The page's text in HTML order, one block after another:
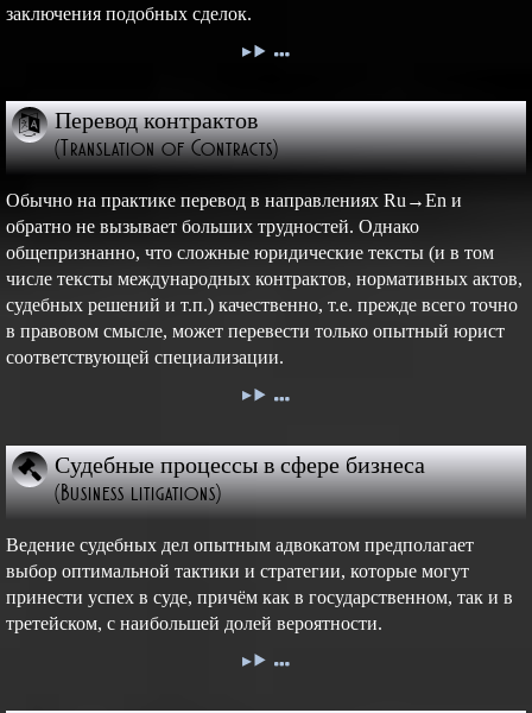
заключения подобных сделок.
Перевод контрактов
(Translation of Contracts)
Обычно на практике перевод в направлениях Ru→En и
обратно не вызывает больших трудностей. Однако
общепризнанно, что сложные юридические тексты (и в том
числе тексты международных контрактов, нормативных актов,
судебных решений и т.п.) качественно, т.е. прежде всего точно
в правовом смысле, может перевести только опытный юрист
соответствующей специализации.
Судебные процессы в сфере бизнеса
(Business litigations)
Ведение судебных дел опытным адвокатом предполагает
выбор оптимальной тактики и стратегии, которые могут
принести успех в суде, причём как в государственном, так и в
третейском, с наибольшей долей вероятности.